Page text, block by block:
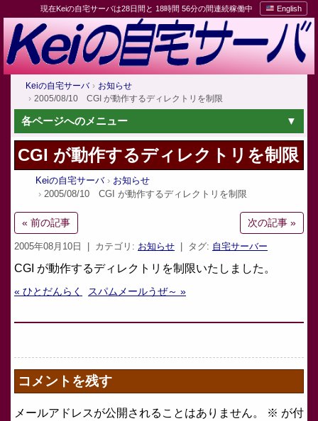
現在Keiの自宅サーバは28日間と 18時間 56分の間連続稼働中 English
Keiの自宅サーバ
お知らせ
2005/08/10 CGI が動作するディレクトリを制限
各ページへのメニュー
CGI が動作するディレクトリを制限
Keiの自宅サーバ
お知らせ
2005/08/10 CGI が動作するディレクトリを制限
« 前の記事 次の記事 »
2005年08月10日 | カテゴリ: お知らせ | タグ: 自宅サーバー
CGI が動作するディレクトリを制限いたしました。
« ひとだんらく スパムメールうぜ～ »
コメントを残す
メールアドレスが公開されることはありません。 ※ が付